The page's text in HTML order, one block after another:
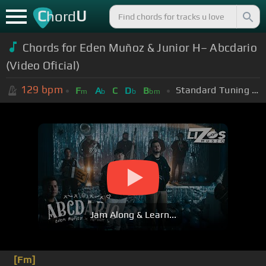
ChordU
Chords for Eden Muñoz & Junior H– Abcdario
(Video Oficial)
129 bpm Fm Ab C Db Bbm Standard Tuning (EADGBE)
Jam Along & Learn...
[Fm]